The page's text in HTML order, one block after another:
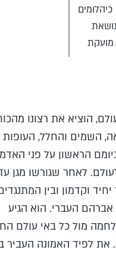
מועקת
עובר
נשים
הצילו!
קריאות
את
אל על
בצרה.
הוציא את רצונו
השמים והחלל, העופות
הראשון על פני
לאחר שגורשו מגן
וקדמון ובין
נולד אברהם העברי. הוא הגיע
מול כל באי עולם
לפיד האמונה העביר